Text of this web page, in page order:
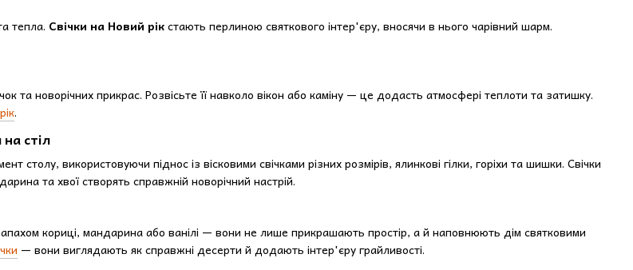
тепла. Свічки на Новий рікстають перлиною святкового інтер'єру, вносячи в нього чарівний шарм.
та новорічних прикрас. Розвісьте її навколо вікон або каміну — це додасть атмосфері теплоти та затишку.
.
стіл
столу, використовуючи піднос із вісковими свічками різних розмірів, ялинкові гілки, горіхи та шишки. Свічки
та хвої створять справжній новорічний настрій.
кориці, мандарина або ванілі — вони не лише прикрашають простір, а й наповнюють дім святковими
— вони виглядають як справжні десерти й додають інтер'єру грайливості.